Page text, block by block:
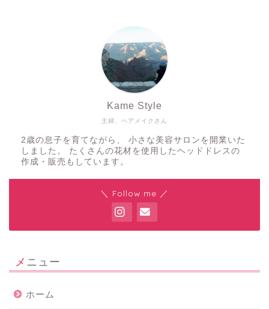
主婦、ヘアメイクさん
Kame Style
2歳の息子を育てながら、 小さな美容サロンを開業いた
しました。 たくさんの花材を使用したヘッドドレスの
作成・販売もしています。
＼ Follow me ／
メニュー
ホーム